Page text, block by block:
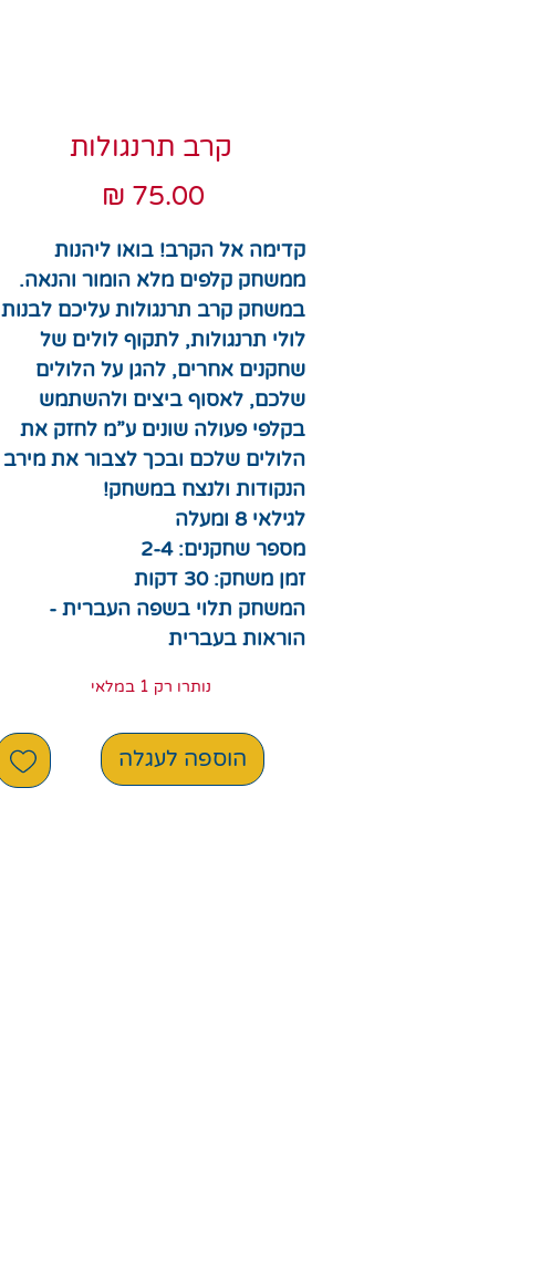
קרב תרנגולות
קדימה אל הקרב! בואו ליהנות
ממשחק קלפים מלא הומור והנאה.
במשחק קרב תרנגולות עליכם לבנות
לולי תרנגולות, לתקוף לולים של
שחקנים אחרים, להגן על הלולים
שלכם, לאסוף ביצים ולהשתמש
בקלפי פעולה שונים ע”מ לחזק את
הלולים שלכם ובכך לצבור את מירב
הנקודות ולנצח במשחק!
לגילאי 8 ומעלה
מספר שחקנים: 2-4
זמן משחק: 30 דקות
המשחק תלוי בשפה העברית -
הוראות בעברית
נותרו רק 1 במלאי
הוספה לעגלה